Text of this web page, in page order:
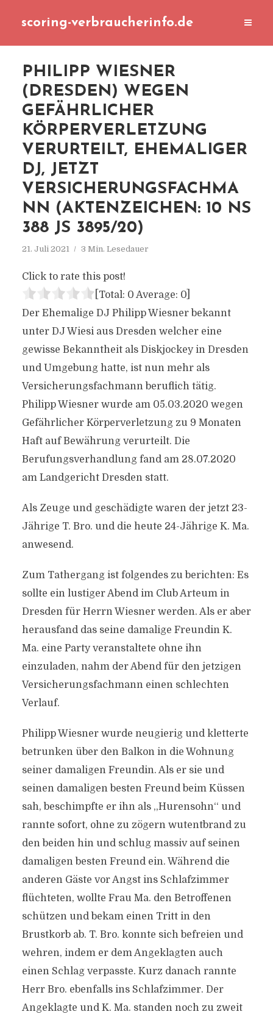
scoring-verbraucherinfo.de
PHILIPP WIESNER
(DRESDEN) WEGEN
GEFÄHRLICHER
KÖRPERVERLETZUNG
VERURTEILT, EHEMALIGER
DJ, JETZT
VERSICHERUNGSFACHMA
NN (AKTENZEICHEN: 10 NS
388 JS 3895/20)
21. Juli 2021 3 Min. Lesedauer
Click to rate this post!
[Total: 0 Average: 0]
Der Ehemalige DJ Philipp Wiesner bekannt
unter DJ Wiesi aus Dresden welcher eine
gewisse Bekanntheit als Diskjockey in Dresden
und Umgebung hatte, ist nun mehr als
Versicherungsfachmann beruflich tätig.
Philipp Wiesner wurde am 05.03.2020 wegen
Gefährlicher Körperverletzung zu 9 Monaten
Haft auf Bewährung verurteilt. Die
Berufungsverhandlung fand am 28.07.2020
am Landgericht Dresden statt.
Als Zeuge und geschädigte waren der jetzt 23-
Jährige T. Bro. und die heute 24-Jährige K. Ma.
anwesend.
Zum Tathergang ist folgendes zu berichten: Es
sollte ein lustiger Abend im Club Arteum in
Dresden für Herrn Wiesner werden. Als er aber
herausfand das seine damalige Freundin K.
Ma. eine Party veranstaltete ohne ihn
einzuladen, nahm der Abend für den jetzigen
Versicherungsfachmann einen schlechten
Verlauf.
Philipp Wiesner wurde neugierig und kletterte
betrunken über den Balkon in die Wohnung
seiner damaligen Freundin. Als er sie und
seinen damaligen besten Freund beim Küssen
sah, beschimpfte er ihn als ,,Hurensohn‘‘ und
rannte sofort, ohne zu zögern wutentbrand zu
den beiden hin und schlug massiv auf seinen
damaligen besten Freund ein. Während die
anderen Gäste vor Angst ins Schlafzimmer
flüchteten, wollte Frau Ma. den Betroffenen
schützen und bekam einen Tritt in den
Brustkorb ab. T. Bro. konnte sich befreien und
wehren, indem er dem Angeklagten auch
einen Schlag verpasste. Kurz danach rannte
Herr Bro. ebenfalls ins Schlafzimmer. Der
Angeklagte und K. Ma. standen noch zu zweit